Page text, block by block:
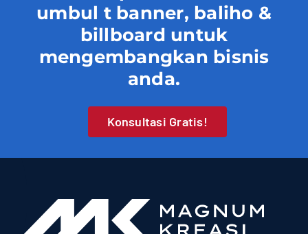
umbul t banner, baliho &
billboard untuk
mengembangkan bisnis
anda.
Konsultasi Gratis!